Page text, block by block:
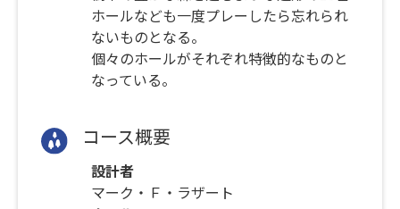
ホールなども一度プレーしたら忘れられ
ないものとなる。
個々のホールがそれぞれ特徴的なものと
なっている。
コース概要
設計者
マーク・Ｆ・ラザート